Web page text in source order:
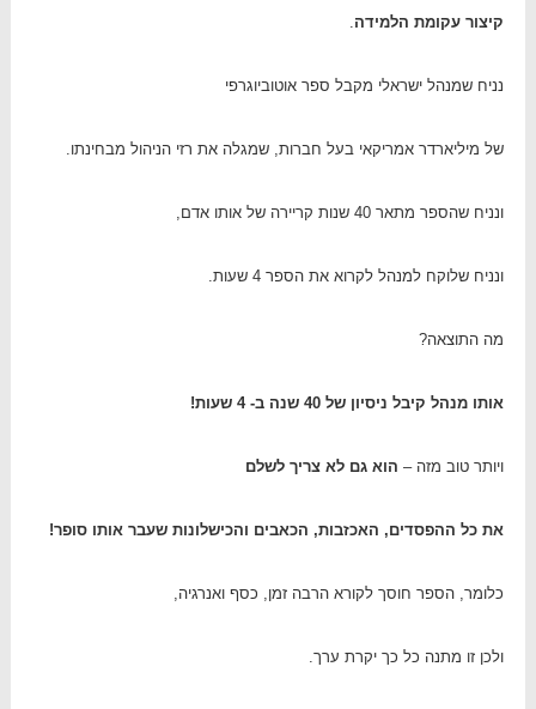
קיצור עקומת הלמידה.
נניח שמנהל ישראלי מקבל ספר אוטוביוגרפי
של מיליארדר אמריקאי בעל חברות, שמגלה את רזי הניהול מבחינתו.
ונניח שהספר מתאר 40 שנות קריירה של אותו אדם,
ונניח שלוקח למנהל לקרוא את הספר 4 שעות.
מה התוצאה?
אותו מנהל קיבל ניסיון של 40 שנה ב- 4 שעות!
ויותר טוב מזה – הוא גם לא צריך לשלם
את כל ההפסדים, האכזבות, הכאבים והכישלונות שעבר אותו סופר!
כלומר, הספר חוסך לקורא הרבה זמן, כסף ואנרגיה,
ולכן זו מתנה כל כך יקרת ערך.